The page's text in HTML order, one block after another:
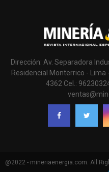
Dirección: Av. Separadora
Residencial Monterrico -
4362 Cel.:
@2022 - mineriaenergia.com. All